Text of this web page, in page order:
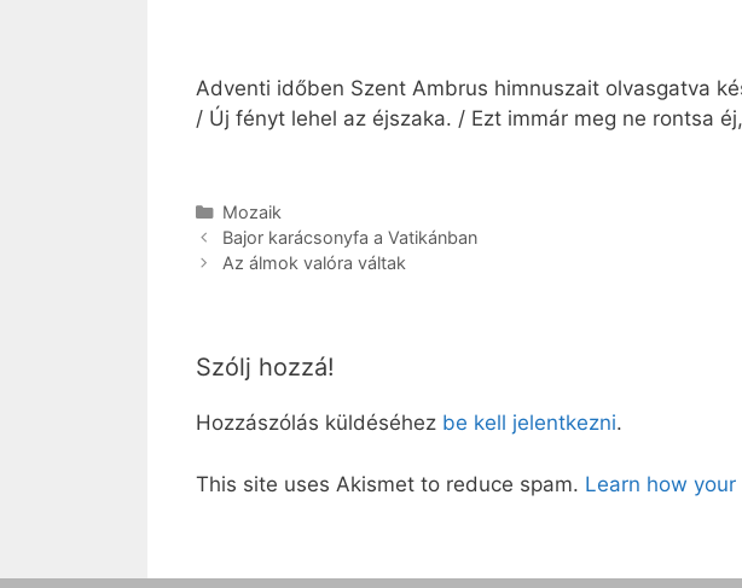
Adventi időben Szent Ambrus himnuszait olvasgatva
/ Új fényt lehel az éjszaka. / Ezt immár meg ne rontsa
Kategória
Mozaik
Bajor karácsonyfa a Vatikánban
Az álmok valóra váltak
Szólj hozzá!
Hozzászólás küldéséhez be kell jelentkezni.
This site uses Akismet to reduce spam. Learn how